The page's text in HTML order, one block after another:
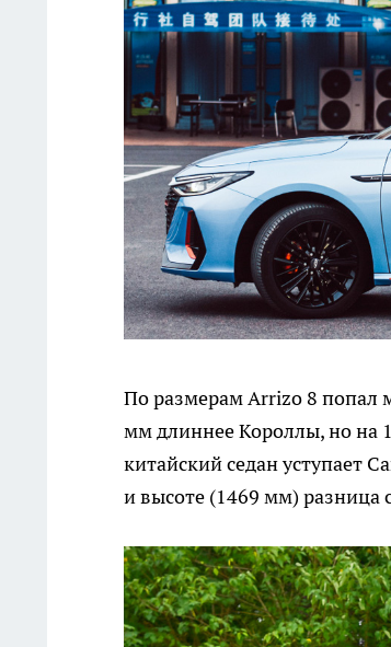
По размерам Arrizo 8 попал
мм длиннее Короллы, но на
китайский седан уступает
и высоте (1469 мм) разница